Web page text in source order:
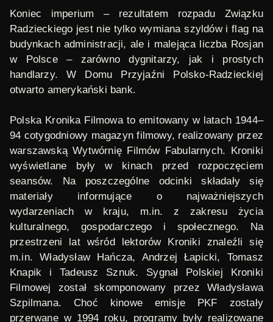
Koniec imperium – rezultatem rozpadu Związku
Radzieckiego jest nie tylko wymiana szyldów i flag na
budynkach administracji, ale i malejąca liczba Rosjan
w Polsce– zarówno dygnitarzy, jak i prostych
handlarzy. W Domu Przyjaźni Polsko-Radzieckiej
otwarto amerykański bank.
Polska Kronika Filmowato emitowany w latach 1944–
94 cotygodniowy magazyn filmowy, realizowany przez
warszawską Wytwórnię Filmów Fabularnych. Kroniki
wyświetlane były w kinach przed rozpoczęciem
seansów. Na poszczególne odcinki składały się
materiały informujące o najważniejszych
wydarzeniach w kraju, m.in. z zakresu życia
kulturalnego, gospodarczego i społecznego. Na
przestrzeni lat wśród lektorów Kroniki znaleźli się
m.in. Władysław Hańcza, Andrzej Łapicki, Tomasz
Knapik i Tadeusz Sznuk. Sygnał Polskiej Kroniki
Filmowej został skomponowany przez Władysława
Szpilmana. Choć kinowe emisje PKF zostały
przerwane w 1994 roku, programy były realizowane